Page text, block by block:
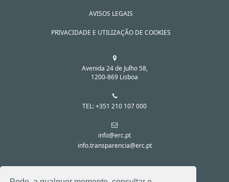
AVISOS LEGAIS
PRIVACIDADE E UTILIZAÇÃO DE COOKIES
Avenida 24 de Julho 58,
1200-869 Lisboa
TEL: +351 210 107 000
info@erc.pt
info.transparencia@erc.pt